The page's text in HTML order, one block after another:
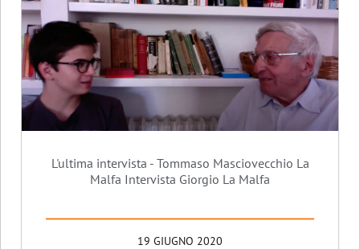
L'ultima intervista - Tommaso Masciovecchio La
Malfa Intervista Giorgio La Malfa
19 GIUGNO 2020